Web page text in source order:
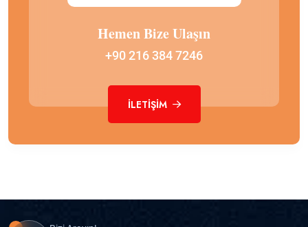
Hemen Bize Ulaşın
+90 216 384 7246
İLETIŞIM